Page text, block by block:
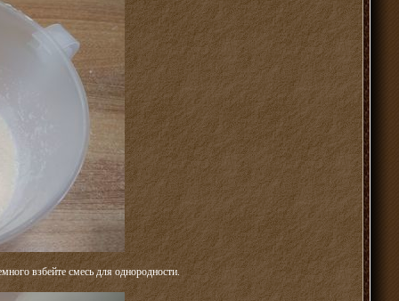
взбейте смесь для однородности.